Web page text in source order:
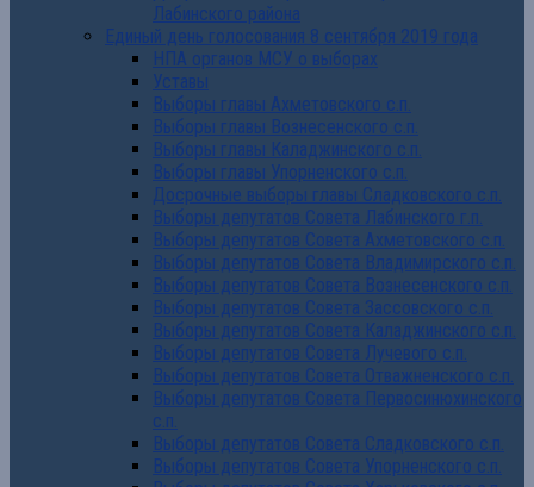
Лабинского района
Единый день голосования 8 сентября 2019 года
НПА органов МСУ о выборах
Уставы
Выборы главы Ахметовского с.п.
Выборы главы Вознесенского с.п.
Выборы главы Каладжинского с.п.
Выборы главы Упорненского с.п.
Досрочные выборы главы Сладковского с.п.
Выборы депутатов Совета Лабинского г.п.
Выборы депутатов Совета Ахметовского с.п.
Выборы депутатов Совета Владимирского с.п.
Выборы депутатов Совета Вознесенского с.п.
Выборы депутатов Совета Зассовского с.п.
Выборы депутатов Совета Каладжинского с.п.
Выборы депутатов Совета Лучевого с.п.
Выборы депутатов Совета Отважненского с.п.
Выборы депутатов Совета Первосинюхинского
с.п.
Выборы депутатов Совета Сладковского с.п.
Выборы депутатов Совета Упорненского с.п.